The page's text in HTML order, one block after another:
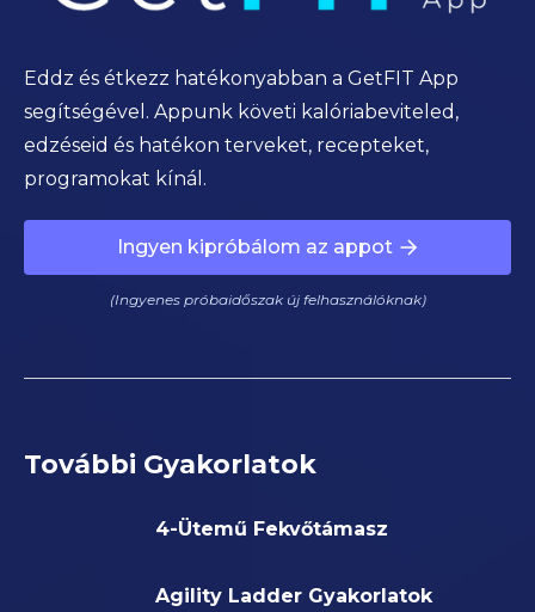
Eddz és étkezz hatékonyabban a GetFIT App
segítségével. Appunk követi kalóriabeviteled,
edzéseid és hatékon terveket, recepteket,
programokat kínál.
Ingyen kipróbálom az appot
(Ingyenes próbaidőszak új felhasználóknak)
További Gyakorlatok
4-Ütemű Fekvőtámasz
Agility Ladder Gyakorlatok